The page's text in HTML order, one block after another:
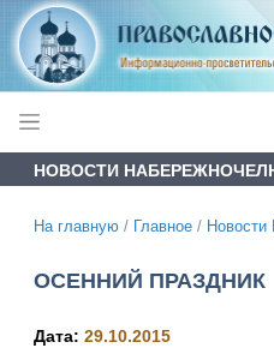
НОВОСТИ
На главную / Главное / Новости
ОСЕННИЙ ПРАЗДНИК
Дата: 29.10.2015